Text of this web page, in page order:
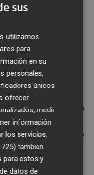
"quiere algo
las fichas", que
los socialistas
de ahí decidir".
que el proyecto
del
que el Valencia
porque
lo que realmente
a marchas
debería ser de
sus
utilizamos
para
en su
personales,
únicos
ofrecer
medir
información
los servicios.
también
para estos y
datos de